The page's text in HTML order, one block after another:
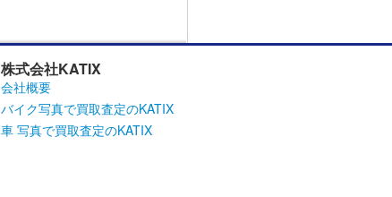
株式会社KATIX
会社概要
バイク写真で買取査定のKATIX
車 写真で買取査定のKATIX